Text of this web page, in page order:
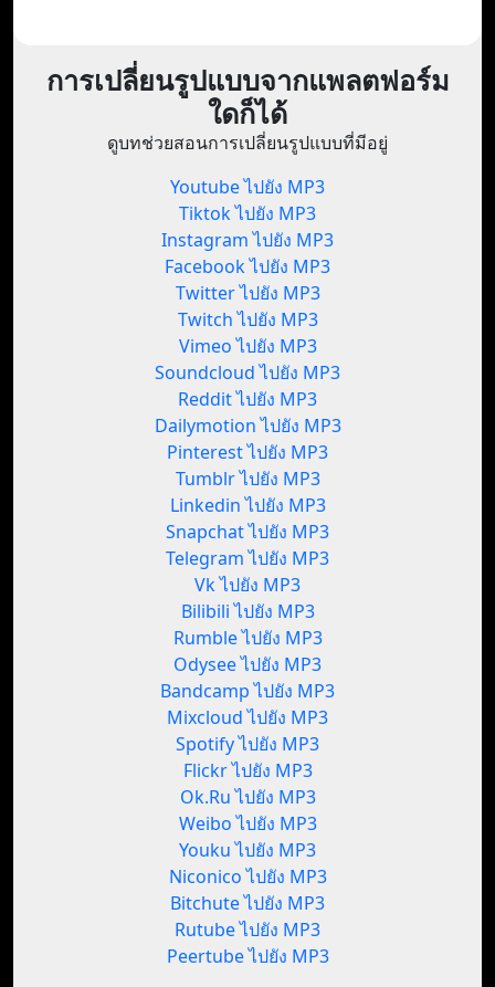
การเปลี่ยนรูปแบบจากแพลตฟอร์ม
ใดก็ได้
ดูบทช่วยสอนการเปลี่ยนรูปแบบที่มีอยู่
Youtube ไปยัง MP3
Tiktok ไปยัง MP3
Instagram ไปยัง MP3
Facebook ไปยัง MP3
Twitter ไปยัง MP3
Twitch ไปยัง MP3
Vimeo ไปยัง MP3
Soundcloud ไปยัง MP3
Reddit ไปยัง MP3
Dailymotion ไปยัง MP3
Pinterest ไปยัง MP3
Tumblr ไปยัง MP3
Linkedin ไปยัง MP3
Snapchat ไปยัง MP3
Telegram ไปยัง MP3
Vk ไปยัง MP3
Bilibili ไปยัง MP3
Rumble ไปยัง MP3
Odysee ไปยัง MP3
Bandcamp ไปยัง MP3
Mixcloud ไปยัง MP3
Spotify ไปยัง MP3
Flickr ไปยัง MP3
Ok.Ru ไปยัง MP3
Weibo ไปยัง MP3
Youku ไปยัง MP3
Niconico ไปยัง MP3
Bitchute ไปยัง MP3
Rutube ไปยัง MP3
Peertube ไปยัง MP3